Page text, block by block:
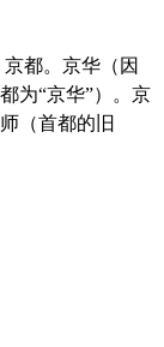
京都。 京华（因
为“京华”）。 京
师（首都的旧